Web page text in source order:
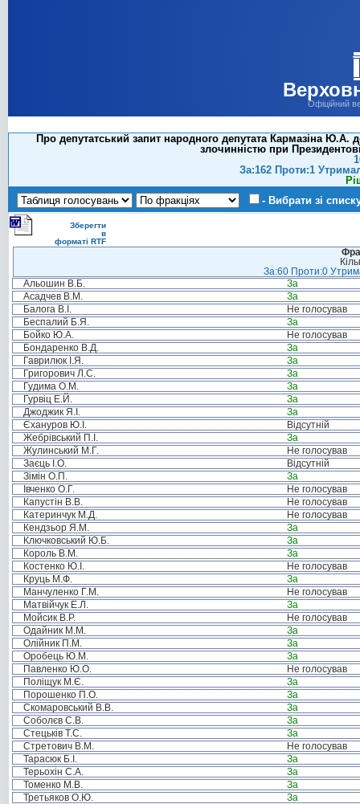
Офіційний
Про депутатський запит народного депутата Кармазіна Ю.А.
злочинністю при
За:162 Проти:1
- Вибрати зі
Зберегти
в
форматі RTF
За:60 Проти:0
Альошин В.Б.
За
Асадчев В.М.
За
Балога В.І.
Не голосував
Беспалий Б.Я.
За
Бойко Ю.А.
Не голосував
Бондаренко В.Д.
За
Гаврилюк І.Я.
За
Григорович Л.С.
За
Гудима О.М.
За
Гурвіц Е.Й.
За
Джоджик Я.І.
За
Єхануров Ю.І.
Відсутній
Жебрівський П.І.
За
Жулинський М.Г.
Не голосував
Заєць І.О.
Відсутній
Зімін О.П.
За
Івченко О.Г.
Не голосував
Капустін В.В.
Не голосував
Катеринчук М.Д.
Не голосував
Кендзьор Я.М.
За
Ключковський Ю.Б.
За
Король В.М.
За
Костенко Ю.І.
Не голосував
Круць М.Ф.
За
Манчуленко Г.М.
Не голосував
Матвійчук Е.Л.
За
Мойсик В.Р.
Не голосував
Одайник М.М.
За
Олійник П.М.
За
Оробець Ю.М.
За
Павленко Ю.О.
Не голосував
Поліщук М.Є.
За
Порошенко П.О.
За
Скомаровський В.В.
За
Соболєв С.В.
За
Стецьків Т.С.
За
Стретович В.М.
Не голосував
Тарасюк Б.І.
За
Терьохін С.А.
За
Томенко М.В.
За
Третьяков О.Ю.
За